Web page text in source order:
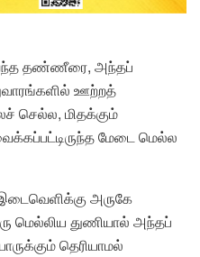
தண்ணீரை, அந்தப்
ஊற்றத்
செல்ல, மிதக்கும்
மேடை மெல்ல
அருகே
மெல்லிய துணியால் அந்தப்
தெரியாமல்